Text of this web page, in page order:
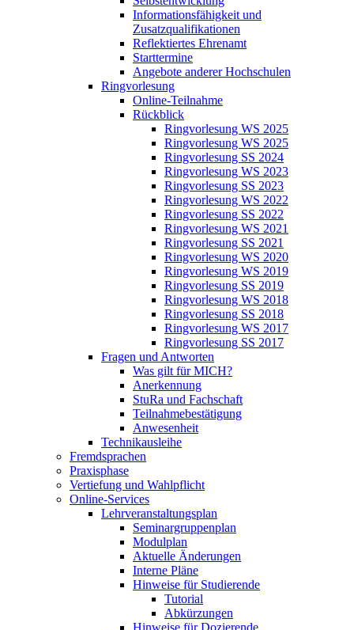
Informationsfähigkeit und
Zusatzqualifikationen
Reflektiertes Ehrenamt
Starttermine
Angebote anderer Hochschulen
Ringvorlesung
Online-Teilnahme
Rückblick
Ringvorlesung WS 2025
Ringvorlesung WS 2025
Ringvorlesung SS 2024
Ringvorlesung WS 2023
Ringvorlesung SS 2023
Ringvorlesung WS 2022
Ringvorlesung SS 2022
Ringvorlesung WS 2021
Ringvorlesung SS 2021
Ringvorlesung WS 2020
Ringvorlesung WS 2019
Ringvorlesung SS 2019
Ringvorlesung WS 2018
Ringvorlesung SS 2018
Ringvorlesung WS 2017
Ringvorlesung SS 2017
Fragen und Antworten
Was gilt für MICH?
Anerkennung
StuRa und Fachschaft
Teilnahmebestätigung
Anwesenheit
Technikausleihe
Fremdsprachen
Praxisphase
Vertiefung und Wahlpflicht
Online-Services
Lehrveranstaltungsplan
Seminargruppenplan
Modulplan
Aktuelle Änderungen
Interne Pläne
Hinweise für Studierende
Tutorial
Abkürzungen
Hinweise für Dozierende